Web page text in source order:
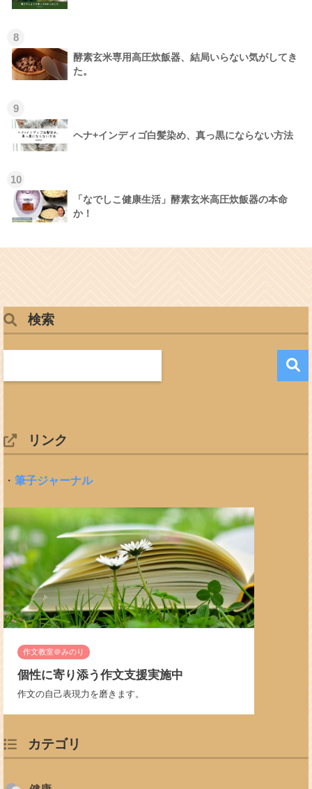
8
酵素玄米専用高圧炊飯器、結局いらない気がしてき
た。
9
ヘナ+インディゴ白髪染め、真っ黒にならない方法
10
「なでしこ健康生活」酵素玄米高圧炊飯器の本命
か！
検索
リンク
・ 筆子ジャーナル
作文教室＠みのり
個性に寄り添う作文支援実施中
作文の自己表現力を磨きます。
カテゴリ